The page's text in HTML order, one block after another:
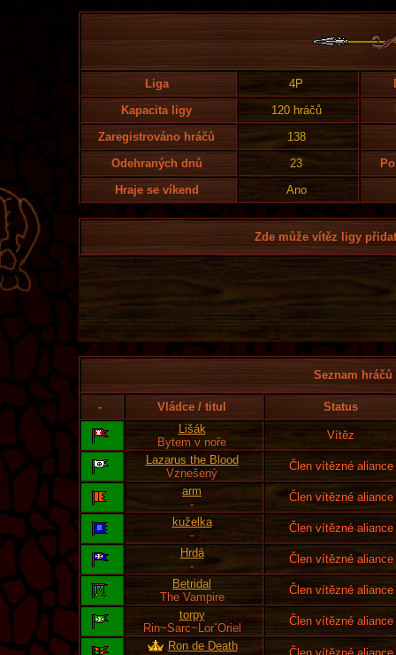
Liga 4P
Kapacita ligy
120 hráčů
Zaregistrováno hráčů
138
Odehraných dnů
23
Hraje se víkend
Ano
Zde může vítěz ligy
Seznam
- Vládce / titul
Status
Lišák
Bytem v noře
Vítěz
Lazarus the Blood
Vznešený
Člen vítězné aliance
arm
-
Člen vítězné aliance
kuželka
-
Člen vítězné aliance
Hrdá
-
Člen vítězné aliance
Betridal
The Vampire
Člen vítězné aliance
torpy
Rin~Sarc~LorˇOriel
Člen vítězné aliance
Ron de Death